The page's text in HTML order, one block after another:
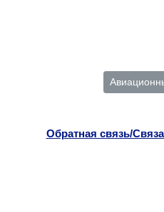
Обратная связь/